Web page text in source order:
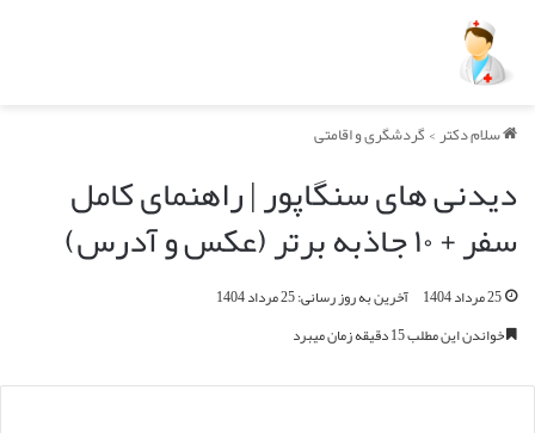
سلام دکتر>گردشگری و اقامتی
دیدنی های سنگاپور | راهنمای کامل
سفر + ۱۰ جاذبه برتر (عکس و آدرس)
25 مرداد 1404
آخرین به روز رسانی: 25 مرداد 1404
خواندن این مطلب 15 دقیقه زمان میبرد